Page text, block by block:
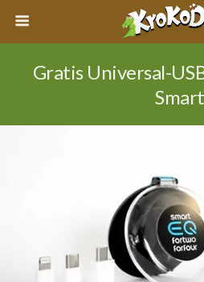
Gratis Universal-
Smart